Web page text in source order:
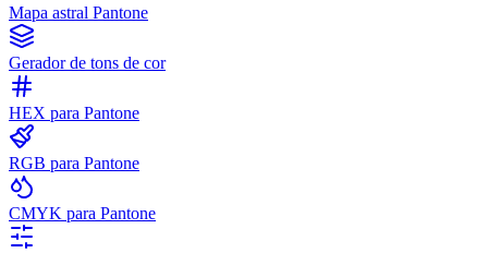
Mapa astral Pantone
Gerador de tons de cor
HEX para Pantone
RGB para Pantone
CMYK para Pantone